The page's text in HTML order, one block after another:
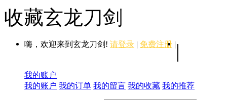
收藏玄龙刀剑
嗨，欢迎来到玄龙刀剑! 请登录 | 免费注册 | |
我的账户
我的账户 我的订单 我的留言 我的收藏 我的推荐